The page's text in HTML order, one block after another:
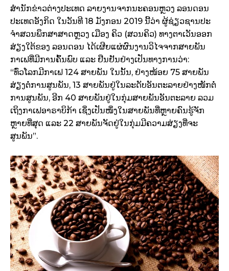
ສໍານັກຂ່າວຕ່າງປະເທດ ລາຍງານຈາກນະຄອນຫຼວງ ລອນດອນ
ປະເທດອັງກິດ ໃນວັນທີ 18 ມັງກອນ 2019 ນີ້ວ່າ ຜູ້ຊ່ຽວຊານປະ
ຈໍາສວນພຶກສາສາດຫຼວງ ເມືອງ ຄິວ (ສວນຄິວ) ທາງຕາເວັນອອກ
ສ່ຽງໃຕ້ຂອງ ລອນດອນ ໄດ້ເຜີຍແຜ່ຜົນງານວິໄຈຈາກສາຍພັນ
ກາເຟທີ່ມີການຄົ້ນພົບ ແລະ ຢືນຢັນຢ່າງເປັນທາງການວ່າ:
“ທົ່ວໂລກມີກາເຟ 124 ສາຍພັນ ໃນນັ້ນ, ຢ່າງໜ້ອຍ 75 ສາຍພັນ
ສ່ຽງຕໍ່ການສູນພັນ, 13 ສາຍພັນຢູ່ໃນລະດັບອັນຕະລາຍຢ່າງໜັກຕໍ່
ການສູນພັນ, ອີກ 40 ສາຍພັນຢູ່ໃນກຸ່ມສາຍພັນອັນຕະລາຍ ລວມ
ເຖິງກາເຟອາຣາບິກ້າ ເຊິ່ງເປັນໜຶ່ງໃນສາຍພັນທີ່ຫຼາຍຄົນຮູ້ຈັກ
ຫຼາຍທີ່ສຸດ ແລະ 22 ສາຍພັນຈັດຢູ່ໃນກຸ່ມມີຄວາມສ່ຽງທີ່ຈະ
ສູນພັນ”.